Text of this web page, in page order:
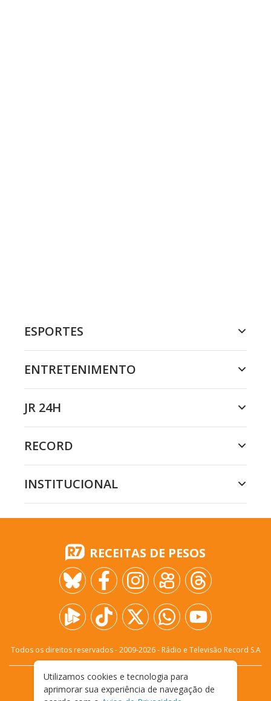
ESPORTES
ENTRETENIMENTO
JR 24H
RECORD
INSTITUCIONAL
RECEITAS DE PESOS
Todos os direitos reservados - 2009-2026- Rádio e Televisão Record S.A
FALE CONOSCO
PRIVACIDADE
TERMOS E CONDIÇÕES DE USO
Utilizamos cookies e tecnologia para
aprimorar sua experiência de navegação de